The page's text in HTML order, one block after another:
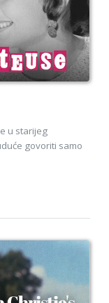
u starijeg
govoriti samo